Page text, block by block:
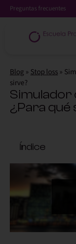
Preguntas frecuentes
Blog » Stop loss»
sirve?
Simulador
¿Para qué
Índice